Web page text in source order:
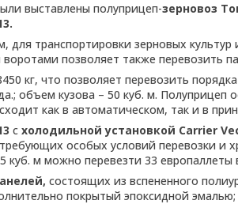
выставлены полуприцеп-зерновоз
для транспортировки зерновых
позволяет также перевозить
кг, что позволяет перевозить
объем кузова – 50 куб. м. Полуприцеп
как в автоматическом, так и в
схолодильной установкой Carrier
особых условий перевозки и
куб. м можно перевезти 33 европаллеты
состоящих из вспененного
покрытый эпоксидной